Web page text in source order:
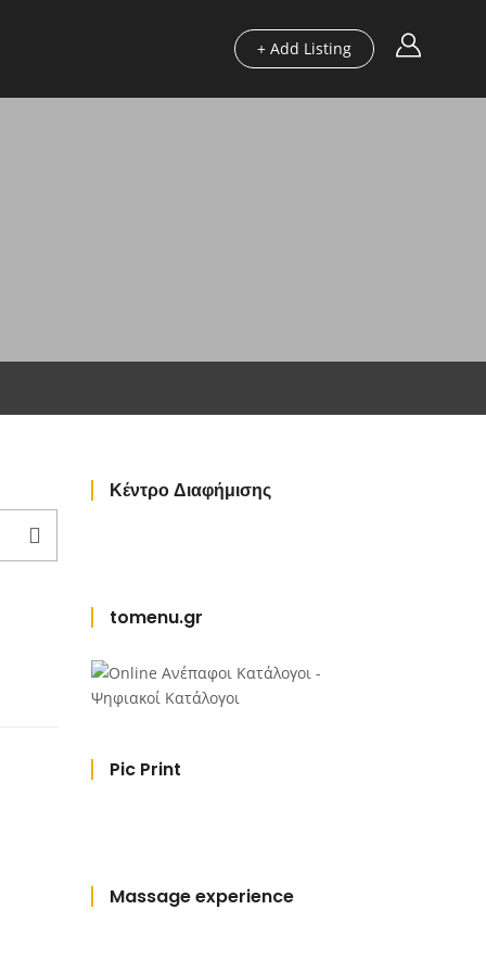
+ Add Listing
Κέντρο Διαφήμισης
tomenu.gr
Pic Print
Massage experience